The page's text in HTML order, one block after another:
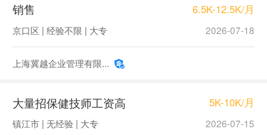
销售 6.5K-12.5K/月
京口区 | 经验不限 | 大专 2026-07-18
上海冀越企业管理有限...
大量招保健技师工资高 5K-10K/月
镇江市 | 无经验 | 大专 2026-07-15